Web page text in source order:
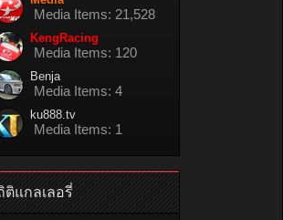
Media Items: 21,528
KengRacing
Media Items: 120
Benja
Media Items: 4
ku888.tv
Media Items: 1
ติแกลเลอรี่